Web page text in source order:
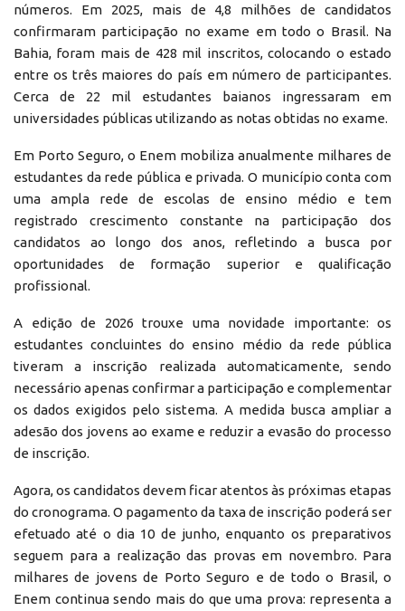
números. Em 2025, mais de 4,8 milhões de candidatos
confirmaram participação no exame em todo o Brasil. Na
Bahia, foram mais de 428 mil inscritos, colocando o estado
entre os três maiores do país em número de participantes.
Cerca de 22 mil estudantes baianos ingressaram em
universidades públicas utilizando as notas obtidas no exame.
Em Porto Seguro, o Enem mobiliza anualmente milhares de
estudantes da rede pública e privada. O município conta com
uma ampla rede de escolas de ensino médio e tem
registrado crescimento constante na participação dos
candidatos ao longo dos anos, refletindo a busca por
oportunidades de formação superior e qualificação
profissional.
A edição de 2026 trouxe uma novidade importante: os
estudantes concluintes do ensino médio da rede pública
tiveram a inscrição realizada automaticamente, sendo
necessário apenas confirmar a participação e complementar
os dados exigidos pelo sistema. A medida busca ampliar a
adesão dos jovens ao exame e reduzir a evasão do processo
de inscrição.
Agora, os candidatos devem ficar atentos às próximas etapas
do cronograma. O pagamento da taxa de inscrição poderá ser
efetuado até o dia 10 de junho, enquanto os preparativos
seguem para a realização das provas em novembro. Para
milhares de jovens de Porto Seguro e de todo o Brasil, o
Enem continua sendo mais do que uma prova: representa a